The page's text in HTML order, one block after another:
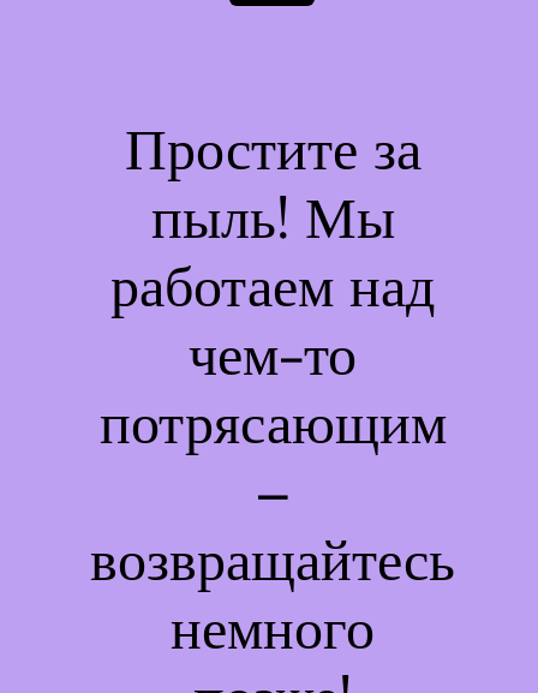
Простите за
пыль! Мы
работаем над
чем-то
потрясающим
–
возвращайтесь
немного